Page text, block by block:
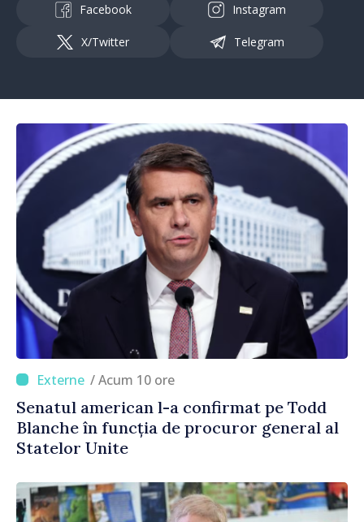
Facebook Instagram
X/Twitter Telegram
/ Acum 10 ore
Senatul american l-a confirmat pe Todd
Blanche în funcția de procuror general al
Statelor Unite